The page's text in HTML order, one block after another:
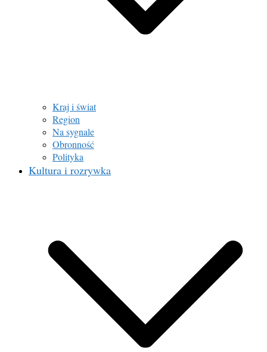
Kraj i świat
Region
Na sygnale
Obronność
Polityka
Kultura i rozrywka